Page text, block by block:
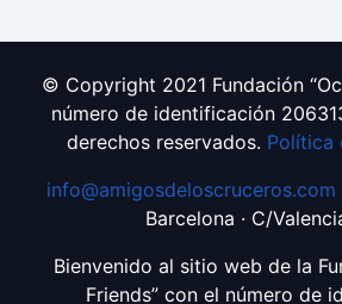
© Copyright 2021 Fundación
número de identificación
derechos reservados. Política
info@amigosdeloscruceros.com
Barcelona · C/
Bienvenido al sitio web de la
Friends” con el número de